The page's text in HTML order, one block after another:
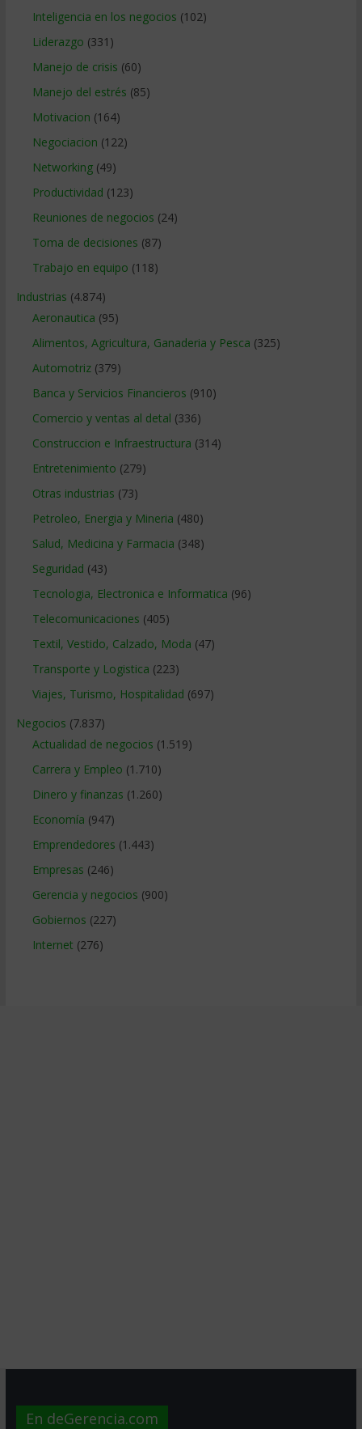
Inteligencia en los negocios (102)
Liderazgo (331)
Manejo de crisis (60)
Manejo del estrés (85)
Motivacion (164)
Negociacion (122)
Networking(49)
Productividad (123)
Reuniones de negocios (24)
Toma de decisiones (87)
Trabajo en equipo (118)
Industrias (4.874)
Aeronautica (95)
Alimentos, Agricultura, Ganaderia y Pesca (325)
Automotriz(379)
Banca y Servicios Financieros (910)
Comercio y ventas al detal (336)
Construccion e Infraestructura (314)
Entretenimiento (279)
Otras industrias (73)
Petroleo, Energia y Mineria (480)
Salud, Medicina y Farmacia (348)
Seguridad (43)
Tecnologia, Electronica e Informatica (96)
Telecomunicaciones (405)
Textil, Vestido, Calzado, Moda (47)
Transporte y Logistica (223)
Viajes, Turismo, Hospitalidad (697)
Negocios (7.837)
Actualidad de negocios (1.519)
Carrera y Empleo (1.710)
Dinero y finanzas (1.260)
Economía (947)
Emprendedores (1.443)
Empresas (246)
Gerencia y negocios (900)
Gobiernos (227)
Internet (276)
En deGerencia.com